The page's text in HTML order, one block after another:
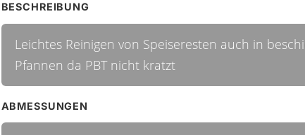
BESCHREIBUNG
Leichtes Reinigen von Speiseresten auch in
Pfannen da PBT nicht kratzt
ABMESSUNGEN